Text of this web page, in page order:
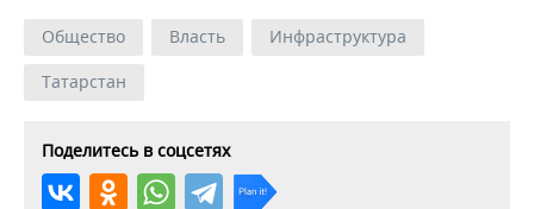
Общество Власть
Инфраструктура
Татарстан
Поделитесь в соцсетях